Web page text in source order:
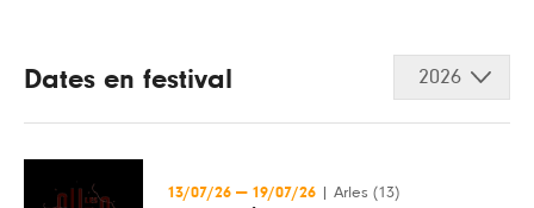
Dates en festival 2026
13/07/26 — 19/07/26 Arles (13)